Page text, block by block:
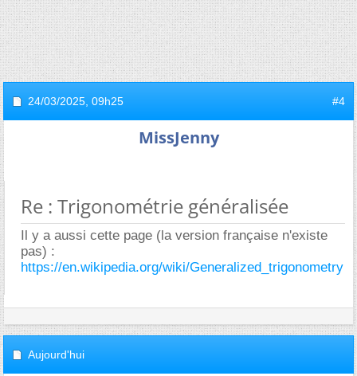
24/03/2025, 09h25 #4
MissJenny
Re : Trigonométrie généralisée
Il y a aussi cette page (la version française n'existe
pas) :
https://en.wikipedia.org/wiki/Generalized_trigonometry
Aujourd'hui